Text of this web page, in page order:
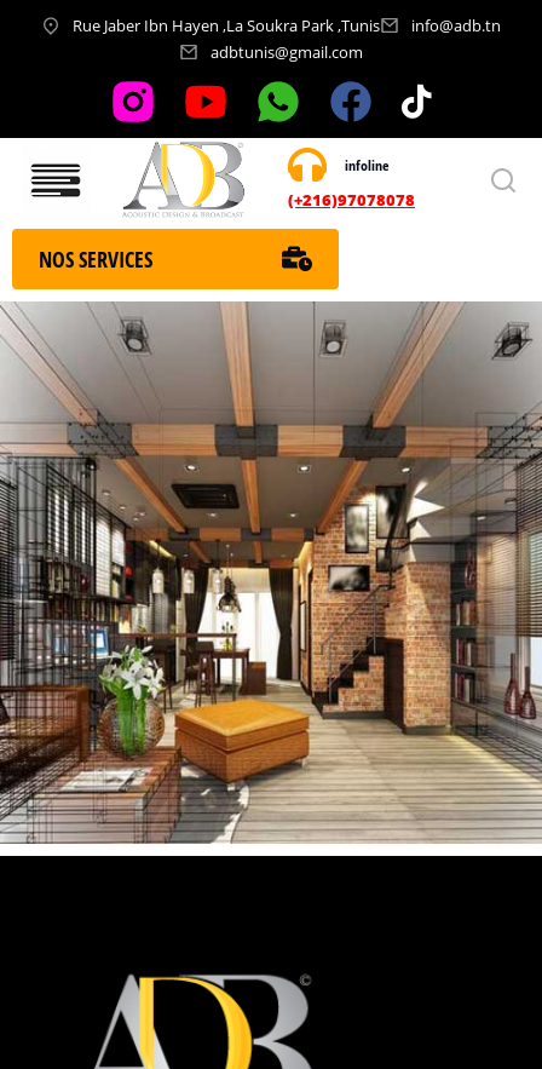
Rue Jaber Ibn Hayen ,La Soukra Park ,Tunis
info@adb.tn
adbtunis@gmail.com
infoline
(+216)97078078
Nos services
NOS SERVICES